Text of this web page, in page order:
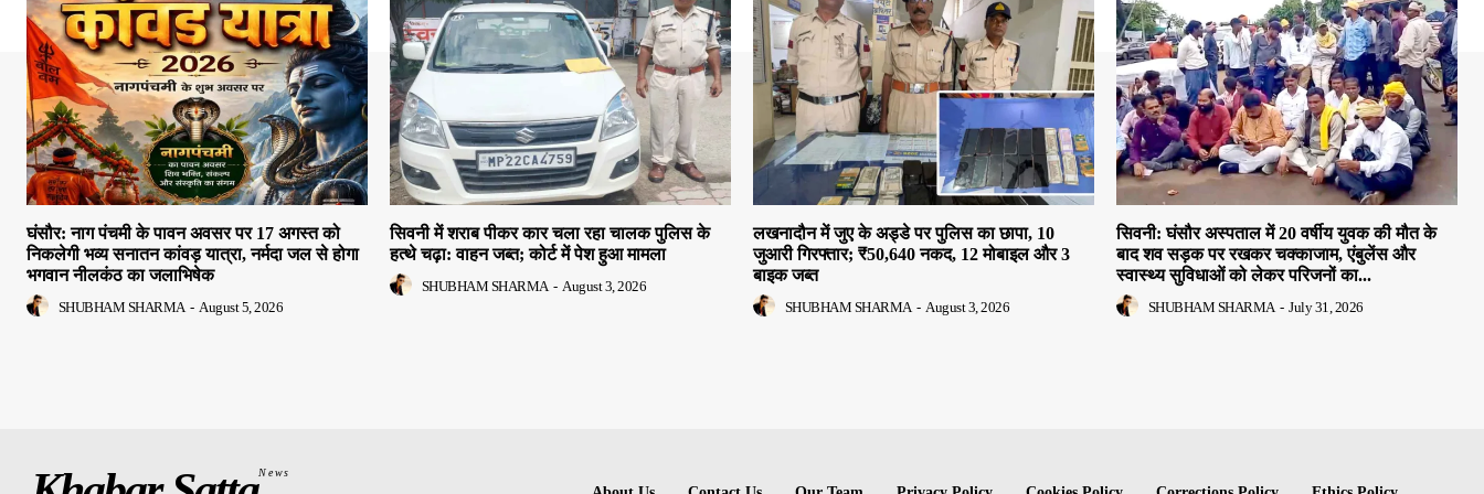
घंसौर: नाग पंचमी के पावन अवसर पर 17 अगस्त को
निकलेगी भव्य सनातन कांवड़ यात्रा, नर्मदा जल से होगा
भगवान नीलकंठ का जलाभिषेक
SHUBHAM SHARMA - August 5, 2026
सिवनी में शराब पीकर कार चला रहा चालक पुलिस के
हत्थे चढ़ा: वाहन जब्त; कोर्ट में पेश हुआ मामला
SHUBHAM SHARMA - August 3, 2026
लखनादौन में जुए के अड्डे पर पुलिस का छापा, 10
जुआरी गिरफ्तार; ₹50,640 नकद, 12 मोबाइल और 3
बाइक जब्त
SHUBHAM SHARMA - August 3, 2026
सिवनी: घंसौर अस्पताल में 20 वर्षीय युवक की मौत के
बाद शव सड़क पर रखकर चक्काजाम, एंबुलेंस और
स्वास्थ्य सुविधाओं को लेकर परिजनों का...
SHUBHAM SHARMA - July 31, 2026
News